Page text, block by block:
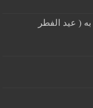
( عيد الفطر